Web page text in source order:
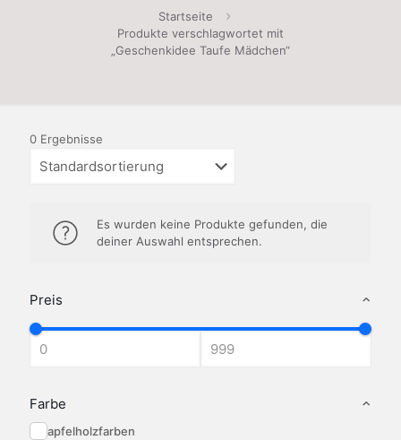
Startseite
Produkte verschlagwortet mit
„Geschenkidee Taufe Mädchen“
Preis
Farbe
apfelholzfarben
0 Ergebnisse
Es wurden keine Produkte gefunden, die
deiner Auswahl entsprechen.